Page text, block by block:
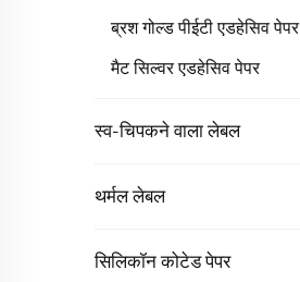
ब्रश गोल्ड पीईटी एडहेसिव पेपर
मैट सिल्वर एडहेसिव पेपर
स्व-चिपकने वाला लेबल
थर्मल लेबल
सिलिकॉन कोटेड पेपर